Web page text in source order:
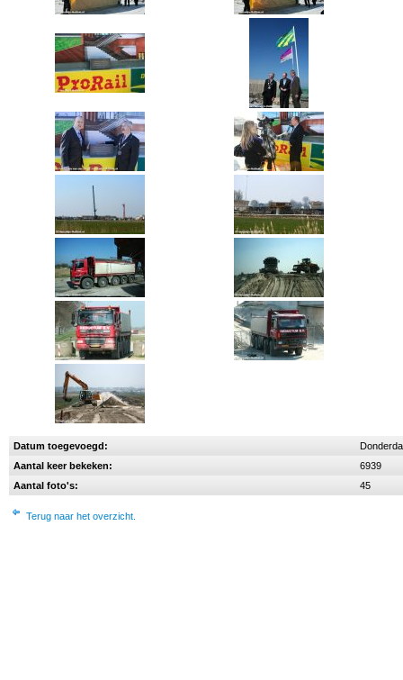
Datum toegevoegd:
Aantal keer bekeken:
6939
Aantal foto's:
45
Terug naar het overzicht.